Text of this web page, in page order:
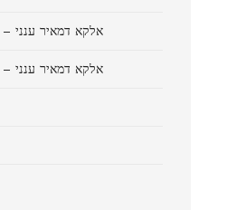
Eloka Dmeir Aneini – אלקא דמאיר ענני
Eloka Dmeir Aneini – אלקא דמאיר ענני